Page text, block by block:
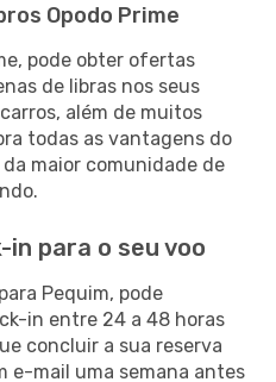
Opodo Prime
pode obter ofertas
de libras nos seus
além de muitos
todas as vantagens do
maior comunidade de
para o seu voo
Pequim, pode
in entre 24 a 48 horas
concluir a sua reserva
e-mail uma semana antes